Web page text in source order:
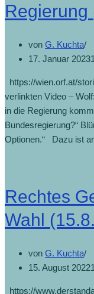
Regierung
von G. Kuchta
17. Januar 2023
https://wien.orf.at/
verlinkten Video –
in die Regierung
Bundesregierung?“
Optionen.“ Dazu ist
Rechtes
Wahl
von G. Kuchta
15. August 2022
https://